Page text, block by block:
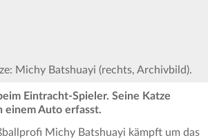
Michy Batshuayi (rechts, Archivbild).
Eintracht-Spieler. Seine Katze
einem Auto erfasst.
Michy Batshuayi kämpft um das